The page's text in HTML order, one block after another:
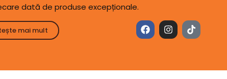
dată de produse excepționale.
mai mult